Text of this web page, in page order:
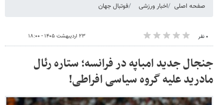
صفحه اصلی اخبار ورزشی فوتبال جهان
۰ نفر ۲۳ اردیبهشت ۱۴۰۵ - ۱۸:۰۰
جنجال جدید امباپه در فرانسه؛ ستاره رئال
مادرید علیه گروه سیاسی افراطی!